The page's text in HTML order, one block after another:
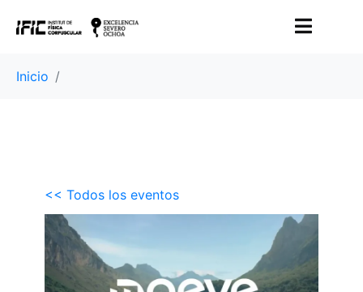
Inicio
<< Todos los eventos